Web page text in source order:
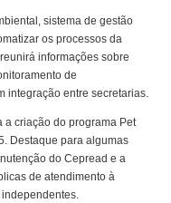
sistema de gestão
os processos da
informações sobre
de
integração entre secretarias.
a criação do programa Pet
Destaque para algumas
do Cepread e a
de atendimento à